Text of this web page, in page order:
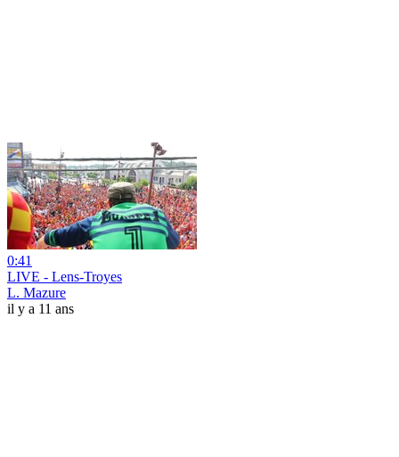
0:41
LIVE - Lens-Troyes
L. Mazure
il y a 11 ans